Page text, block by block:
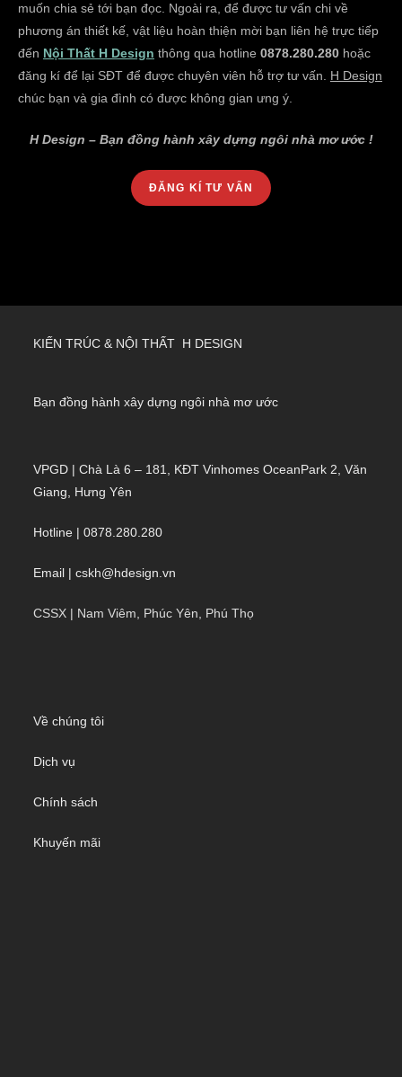
muốn chia sẻ tới bạn đọc. Ngoài ra, để được tư vấn chi về
phương án thiết kế, vật liệu hoàn thiện mời bạn liên hệ trực tiếp
đến Nội Thất H Design thông qua hotline 0878.280.280 hoặc
đăng kí để lại SĐT để được chuyên viên hỗ trợ tư vấn. H Design
chúc bạn và gia đình có được không gian ưng ý.
H Design – Bạn đồng hành xây dựng ngôi nhà mơ ước !
ĐĂNG KÍ TƯ VẤN
KIẾN TRÚC & NỘI THẤT H DESIGN
Bạn đồng hành xây dựng ngôi nhà mơ ước
VPGD | Chà Là 6 – 181, KĐT Vinhomes OceanPark 2, Văn
Giang, Hưng Yên
Hotline | 0878.280.280
Email | cskh@hdesign.vn
CSSX | Nam Viêm, Phúc Yên, Phú Thọ
Về chúng tôi
Dịch vụ
Chính sách
Khuyến mãi